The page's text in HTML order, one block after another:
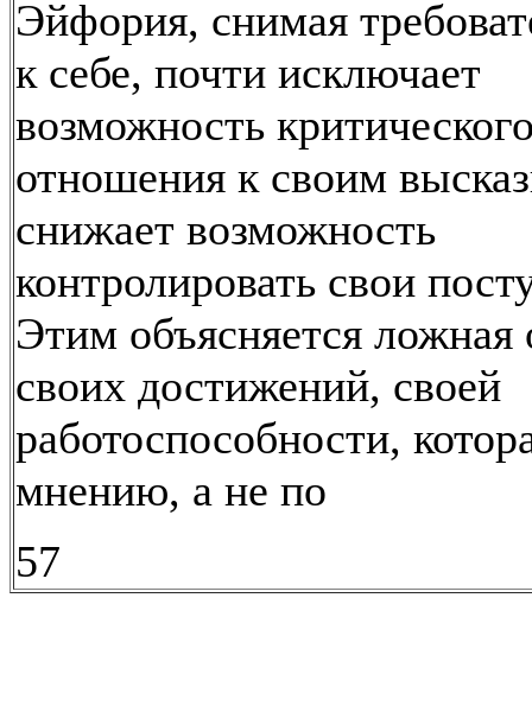
Эйфория, снимая
к себе, почти исключает
возможность
отношения к своим
снижает возможность
контролировать свои
Этим объясняется ложная
своих достижений, своей
работоспособности,
мнению, а не по
57